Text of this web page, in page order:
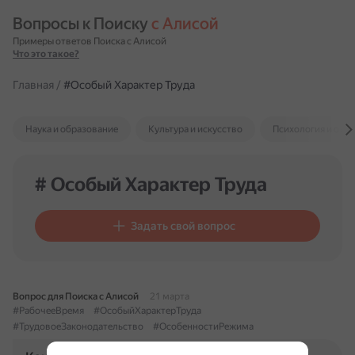
Вопросы к Поиску с Алисой
Примеры ответов Поиска с Алисой
Что это такое?
Главная / #Особый Характер Труда
Наука и образование Культура и искусство Психология и
# Особый Характер Труда
Задать свой вопрос
Вопрос для Поиска с Алисой
21 марта
#РабочееВремя
#ОсобыйХарактерТруда
#ТрудовоеЗаконодательство
#ОсобенностиРежима